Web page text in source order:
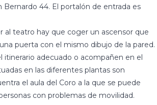
Bernardo 44. El portalón de entrada es
al teatro hay que coger un ascensor que
puerta con el mismo dibujo de la pared.
itinerario adecuado o acompañen en el
en las diferentes plantas son
el aula del Coro a la que se puede
con problemas de movilidad.